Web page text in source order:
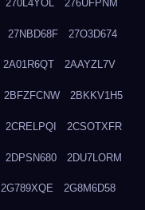
270L4YOL 276UFPNM
27NBD68F 27O3D674
2A01R6QT 2AAYZL7V
2BFZFCNW 2BKKV1H5
2CRELPQI 2CSOTXFR
2DPSN680 2DU7LORM
2G789XQE 2G8M6D58